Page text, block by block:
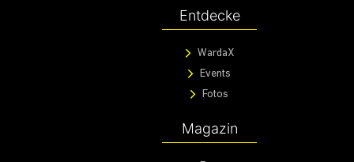
Entdecke
WardaX
Events
Fotos
Magazin